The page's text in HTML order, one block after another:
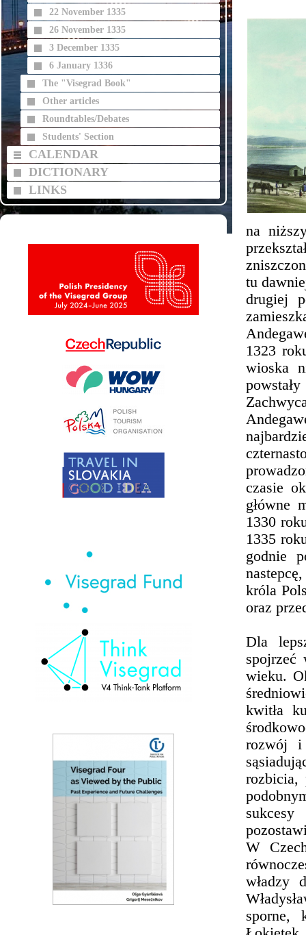
22 November 1335
26 November 1335
3 December 1335
6 January 1336
The "Visegrad Book"
Other articles
Roundtables/Debates
Students' Section
CALENDAR
DICTIONARY
LINKS
na
tu
drugiej
1323
wioska
czasie
główne
1330
1335
godnie
króla
oraz
Dla
spojrzeć
wieku.
kwitła
rozwój i
rozbicia,
W
władzy
sporne,